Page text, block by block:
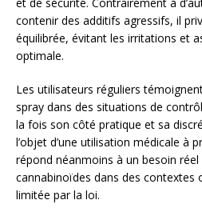
contenir des additifs agressifs, il
équilibrée, évitant les irritations et
optimale.
Les utilisateurs réguliers
spray dans des situations de
la fois son côté pratique et sa
l’objet d’une utilisation médicale à
répond néanmoins à un besoin
cannabinoïdes dans des contextes
limitée par la loi.